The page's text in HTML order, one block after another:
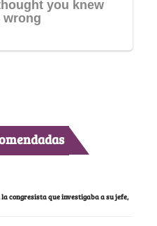
congresista que investigaba a su jefe,